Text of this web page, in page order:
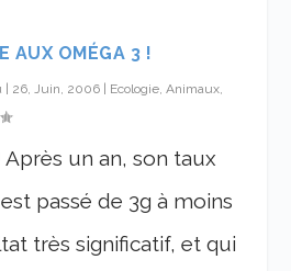
AUX OMÉGA 3 !
26, Juin, 2006
Ecologie, Animaux,
un an, son taux
passé de 3g à moins
très significatif, et qui